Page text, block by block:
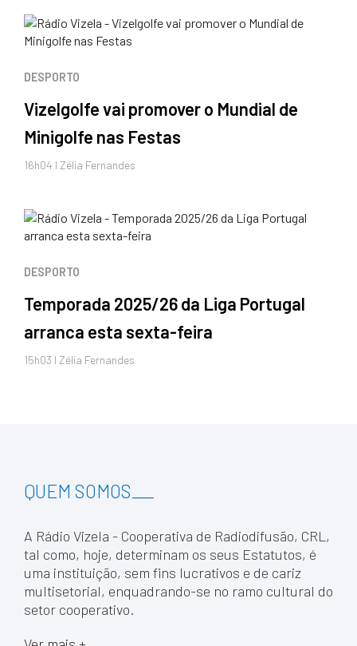
DESPORTO
Vizelgolfe vai promover o Mundial de
Minigolfe nas Festas
16h04 I Zélia Fernandes
DESPORTO
Temporada 2025/26 da Liga Portugal
arranca esta sexta-feira
15h03 I Zélia Fernandes
QUEM SOMOS
A Rádio Vizela - Cooperativa de Radiodifusão, CRL,
tal como, hoje, determinam os seus Estatutos, é
uma instituição, sem fins lucrativos e de cariz
multisetorial, enquadrando-se no ramo cultural do
setor cooperativo.